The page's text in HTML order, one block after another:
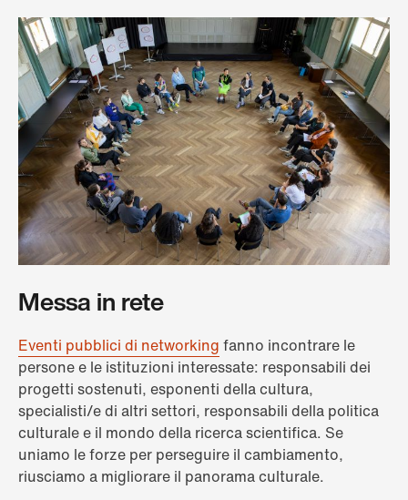
Messa in rete
Eventi pubblici di networking fanno incontrare le
persone e le istituzioni interessate: responsabili dei
progetti sostenuti, esponenti della cultura,
specialisti/e di altri settori, responsabili della politica
culturale e il mondo della ricerca scientifica. Se
uniamo le forze per perseguire il cambiamento,
riusciamo a migliorare il panorama culturale.